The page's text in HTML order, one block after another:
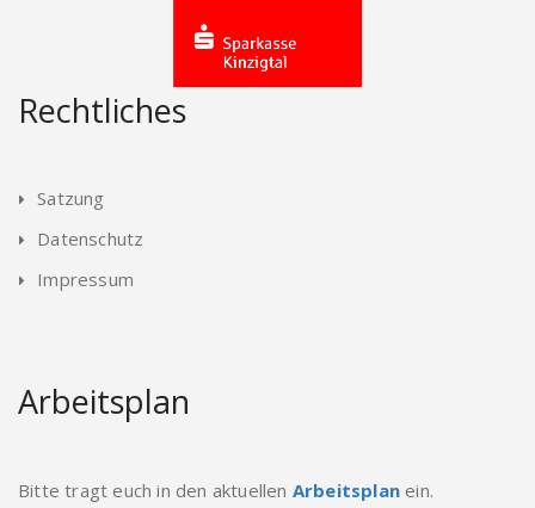
Rechtliches
Satzung
Datenschutz
Impressum
Arbeitsplan
Bitte tragt euch in den aktuellen Arbeitsplan ein.